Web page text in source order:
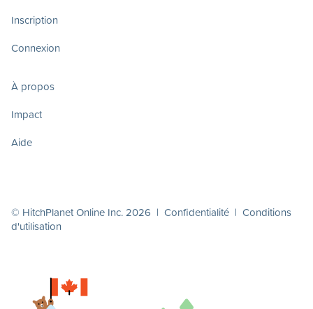
Inscription
Connexion
À propos
Impact
Aide
© HitchPlanet Online Inc. 2026 | Confidentialité | Conditions
d'utilisation